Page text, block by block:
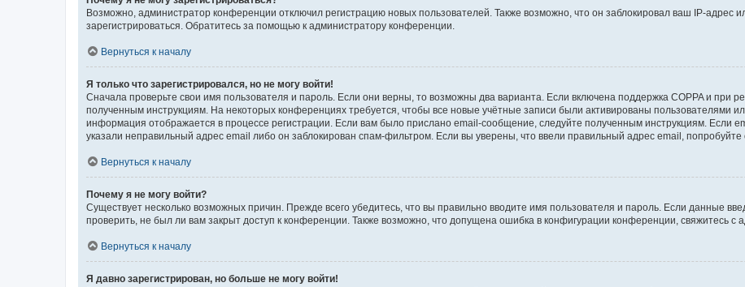
Возможно, администратор конференции отключил регистрацию новых пользователей. Также возможно, что он заблокировал ваш IP-адрес
зарегистрироваться. Обратитесь за помощью к администратору конференции.
Вернуться к началу
Я только что зарегистрировался, но не могу войти!
Сначала проверьте свои имя пользователя и пароль. Если они верны, то возможны два варианта. Если включена поддержка COPPA и при
полученным инструкциям. На некоторых конференциях требуется, чтобы все новые учётные записи были активированы пользователями
информация отображается в процессе регистрации. Если вам было прислано email-сообщение, следуйте полученным инструкциям. Если
указали неправильный адрес email либо он заблокирован спам-фильтром. Если вы уверены, что ввели правильный адрес email, попробуйте
Вернуться к началу
Почему я не могу войти?
Существует несколько возможных причин. Прежде всего убедитесь, что вы правильно вводите имя пользователя и пароль. Если данные
проверить, не был ли вам закрыт доступ к конференции. Также возможно, что допущена ошибка в конфигурации конференции, свяжитесь с
Вернуться к началу
Я давно зарегистрирован, но больше не могу войти!